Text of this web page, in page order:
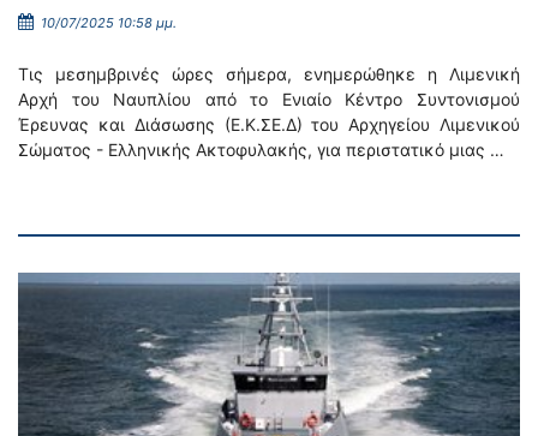
10/07/2025 10:58 μμ.
Τις μεσημβρινές ώρες σήμερα, ενημερώθηκε η Λιμενική
Αρχή του Ναυπλίου από το Ενιαίο Κέντρο Συντονισμού
Έρευνας και Διάσωσης (Ε.Κ.ΣΕ.Δ) του Αρχηγείου Λιμενικού
Σώματος - Ελληνικής Ακτοφυλακής, για περιστατικό μιας …